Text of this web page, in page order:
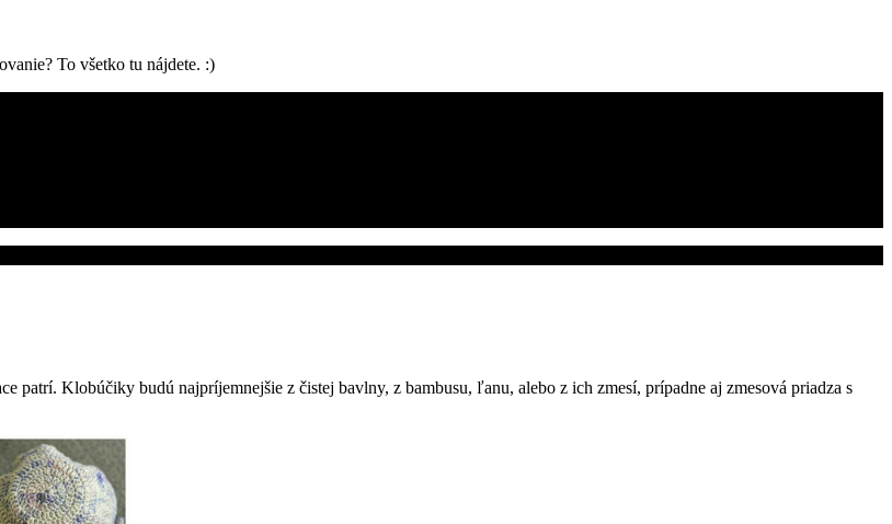
To všetko tu nájdete. :)
patrí. Klobúčiky budú najpríjemnejšie z čistej bavlny, z bambusu, ľanu, alebo z ich zmesí, prípadne aj zmesová priadza s